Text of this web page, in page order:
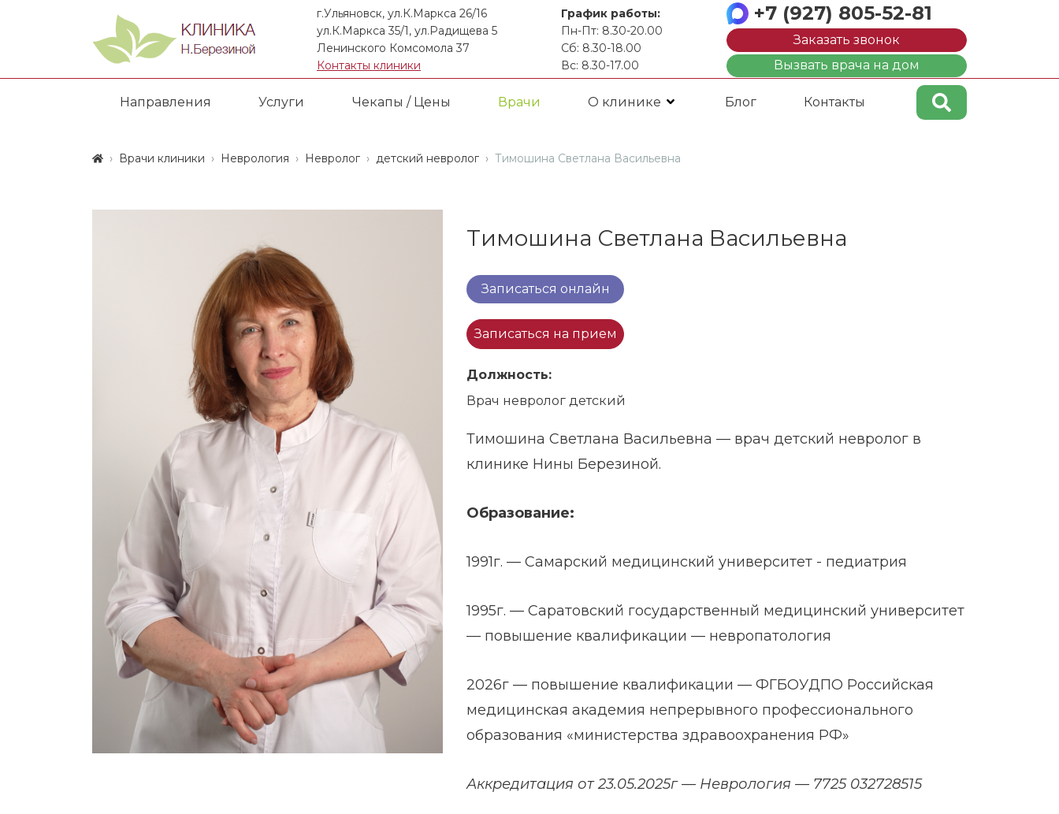
г.Ульяновск, ул.К.Маркса 26/16
ул.К.Маркса 35/1, ул.Радищева 5
Ленинского Комсомола 37
Контакты клиники
График работы:
Пн-Пт: 8.30-20.00
Сб: 8.30-18.00
Вс: 8.30-17.00
+7 (927) 805-52-81
Заказать звонок
Вызвать врача на дом
Направления Услуги Чекапы / Цены Врачи О клинике Блог Контакты
Врачи клиники Неврология Невролог детский невролог Тимошина Светлана Васильевна
Тимошина Светлана Васильевна
Записаться онлайн
Записаться на прием
Должность:
Врач невролог детский
Тимошина Светлана Васильевна — врач детский невролог в
клинике Нины Березиной.
Образование:
1991г. — Самарский медицинский университет - педиатрия
1995г. — Саратовский государственный медицинский университет
— повышение квалификации — невропатология
2026г — повышение квалификации — ФГБОУДПО Российская
медицинская академия непрерывного профессионального
образования «министерства здравоохранения РФ»
Аккредитация от 23.05.2025г — Неврология — 7725 032728515